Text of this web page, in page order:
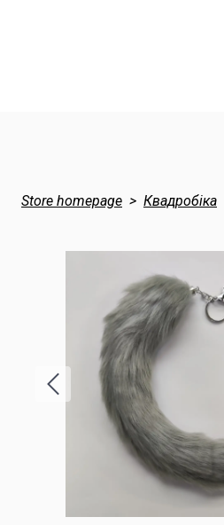
Store homepage Квадробіка